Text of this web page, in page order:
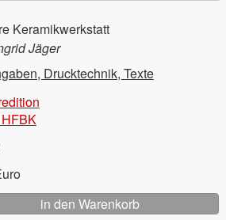
Keramikwerkstatt
Jäger
Drucktechnik, Texte